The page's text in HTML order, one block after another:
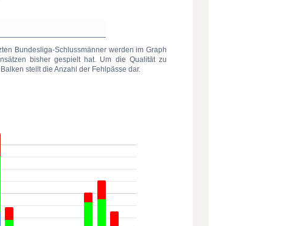
Bundesliga-Schlussmänner werden im Graph
bisher gespielt hat. Um die Qualität zu
stellt die Anzahl der Fehlpässe dar.